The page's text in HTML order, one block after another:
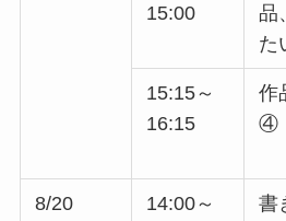
15:00
品
た
15:15～
16:15
作
④
8/20
14:00～
書